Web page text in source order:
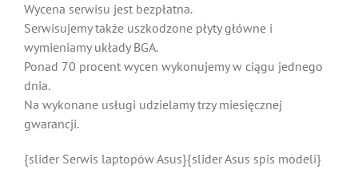
Wycena serwisu jest bezpłatna.
Serwisujemy także uszkodzone płyty główne i
wymieniamy układy BGA.
Ponad 70 procent wycen wykonujemy w ciągu jednego
dnia.
Na wykonane usługi udzielamy trzy miesięcznej
gwarancji.
{slider Serwis laptopów Asus}{slider Asus spis modeli}